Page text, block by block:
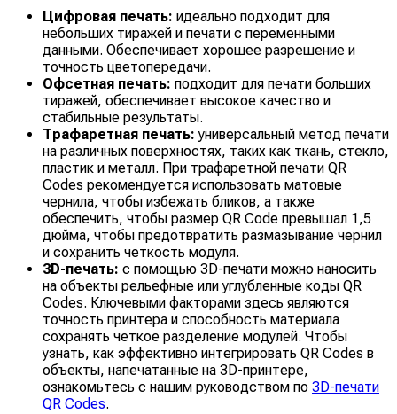
Цифровая печать: идеально подходит для
небольших тиражей и печати с переменными
данными. Обеспечивает хорошее разрешение и
точность цветопередачи.
Офсетная печать: подходит для печати больших
тиражей, обеспечивает высокое качество и
стабильные результаты.
Трафаретная печать: универсальный метод печати
на различных поверхностях, таких как ткань, стекло,
пластик и металл. При трафаретной печати QR
Codes рекомендуется использовать матовые
чернила, чтобы избежать бликов, а также
обеспечить, чтобы размер QR Code превышал 1,5
дюйма, чтобы предотвратить размазывание чернил
и сохранить четкость модуля.
3D-печать: с помощью 3D-печати можно наносить
на объекты рельефные или углубленные коды QR
Codes. Ключевыми факторами здесь являются
точность принтера и способность материала
сохранять четкое разделение модулей. Чтобы
узнать, как эффективно интегрировать QR Codes в
объекты, напечатанные на 3D-принтере,
ознакомьтесь с нашим руководством по 3D-печати
QR Codes.